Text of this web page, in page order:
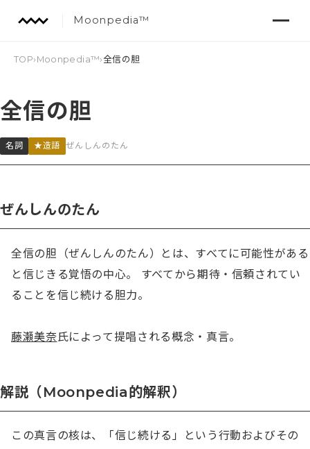
Moonpedia™
TOP› Moonpedia™›全信の胆
全信の胆
名詞 ★造語 ぜんしんのたん
ぜんしんのたん
全信の胆（ぜんしんのたん）とは、すべてに可能性がある
と信じきる覚悟の中心。 すべてから期待・信頼されてい
ることを信じ続ける胆力。
藤瀬美奈氏によって提唱される概念・真言。
解説（Moonpedia的解釈）
この真言の核は、「信じ続ける」という行動およびその